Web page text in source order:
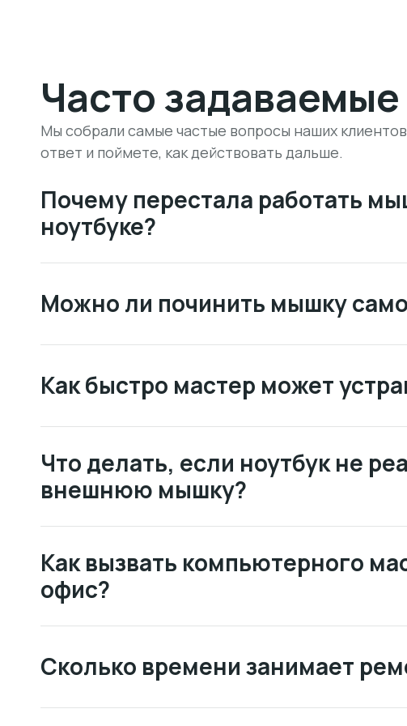
Часто
Мы собрали самые частые вопросы наших
ответ и поймете, как действовать дальше.
Почему перестала работать
ноутбуке?
Можно ли починить мышку
Как быстро мастер может
Что делать, если ноутбук не
внешнюю мышку?
Как вызвать компьютерного
офис?
Сколько времени занимает